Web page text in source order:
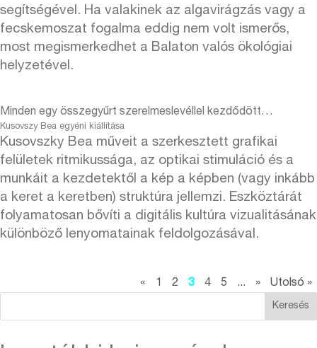
segítségével. Ha valakinek az algavirágzás vagy a
fecskemoszat fogalma eddig nem volt ismerős,
most megismerkedhet a Balaton valós ökológiai
helyzetével.
Minden egy összegyűrt szerelmeslevéllel kezdődött…
Kusovszy Bea egyéni kiállítása
Kusovszky Bea műveit a szerkesztett grafikai
felületek ritmikussága, az optikai stimuláció és a
munkáit a kezdetektől a kép a képben (vagy inkább
a keret a keretben) struktúra jellemzi. Eszköztárát
folyamatosan bővíti a digitális kultúra vizualitásának
különböző lenyomatainak feldolgozásával.
« 1 2 3 4 5 ... » Utolsó »
Keresés